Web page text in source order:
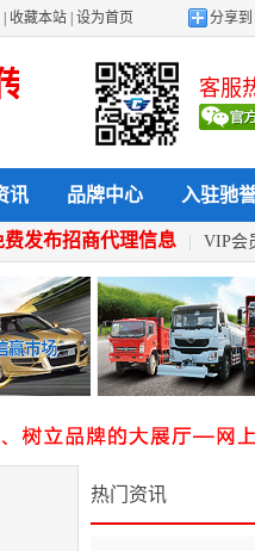
收藏本站 设为首页 分享到
查看 采购客服
讯 品牌中心 入驻驰
费发布招商代理信息 VIP会
热门资讯